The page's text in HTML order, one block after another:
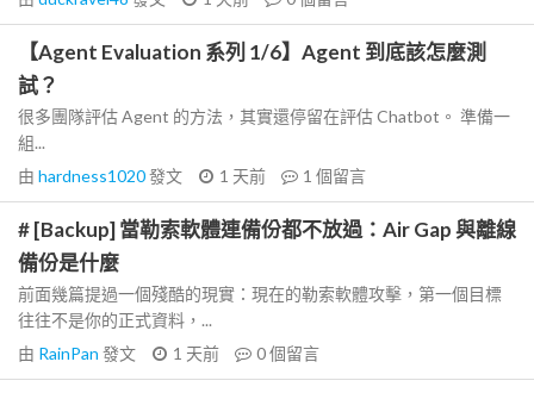
【Agent Evaluation 系列 1/6】Agent 到底該怎麼測
試？
很多團隊評估 Agent 的方法，其實還停留在評估 Chatbot。 準備一
組...
由 hardness1020發文 1 天前 1 個留言
# [Backup] 當勒索軟體連備份都不放過：Air Gap 與離線
備份是什麼
前面幾篇提過一個殘酷的現實：現在的勒索軟體攻擊，第一個目標
往往不是你的正式資料，...
由 RainPan 發文 1 天前 0個留言